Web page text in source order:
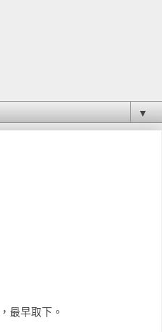
▼
最早取下。